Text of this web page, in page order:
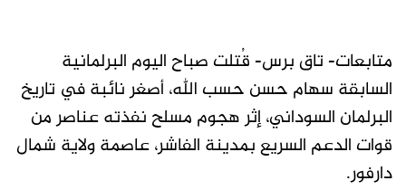
متابعات- تاق برس- قُتلت صباح اليوم البرلمانية
السابقة سهام حسن حسب الله، أصغر نائبة في تاريخ
البرلمان السوداني، إثر هجوم مسلح نفذته عناصر من
قوات الدعم السريع بمدينة الفاشر، عاصمة ولاية شمال
دارفور.